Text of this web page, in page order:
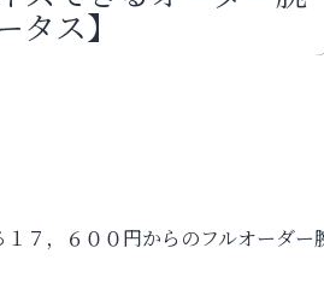
タス】
７，６００円からのフルオーダー